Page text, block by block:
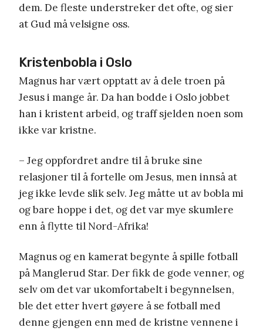
dem. De fleste understreker det ofte, og sier
at Gud må velsigne oss.
Kristenbobla i Oslo
Magnus har vært opptatt av å dele troen på
Jesus i mange år. Da han bodde i Oslo jobbet
han i kristent arbeid, og traff sjelden noen som
ikke var kristne.
– Jeg oppfordret andre til å bruke sine
relasjoner til å fortelle om Jesus, men innså at
jeg ikke levde slik selv. Jeg måtte ut av bobla mi
og bare hoppe i det, og det var mye skumlere
enn å flytte til Nord-Afrika!
Magnus og en kamerat begynte å spille fotball
på Manglerud Star. Der fikk de gode venner, og
selv om det var ukomfortabelt i begynnelsen,
ble det etter hvert gøyere å se fotball med
denne gjengen enn med de kristne vennene i